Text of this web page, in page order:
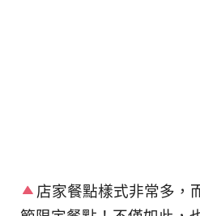
店家餐點樣式非常多，